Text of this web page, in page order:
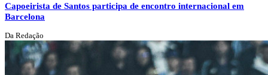
Capoeirista de Santos participa de encontro internacional em
Barcelona
Da Redação